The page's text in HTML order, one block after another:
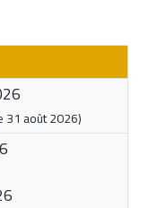
31 août 2026)